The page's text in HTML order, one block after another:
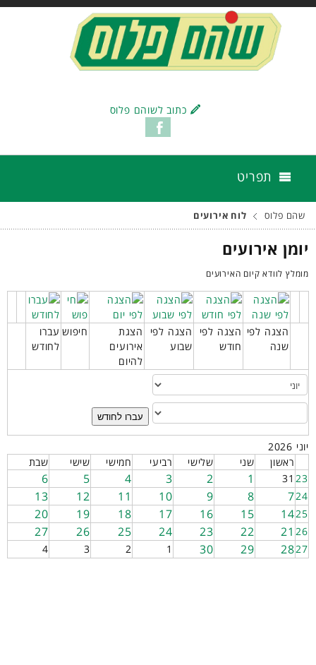
כתוב לשוהם פלוס
תפריט
שהם פלוס לוח אירועים
יומן אירועים
מומלץ לוודא קיום האירועים
הצגה לפי
שנה
הצגה לפי
חודש
הצגה לפי
שבוע
הצגת
אירועים
להיום
חיפוש עברו
לחודש
עברו לחודש
יוני 2026
ראשון
שני שלישי רביעי חמישי שישי
שבת
23
31
1
2
3
4
5
6
24
7
8
9
10
11
12
13
25
14
15
16
17
18
19
20
26
21
22
23
24
25
26
27
27
28
29
30
1
2
3
4